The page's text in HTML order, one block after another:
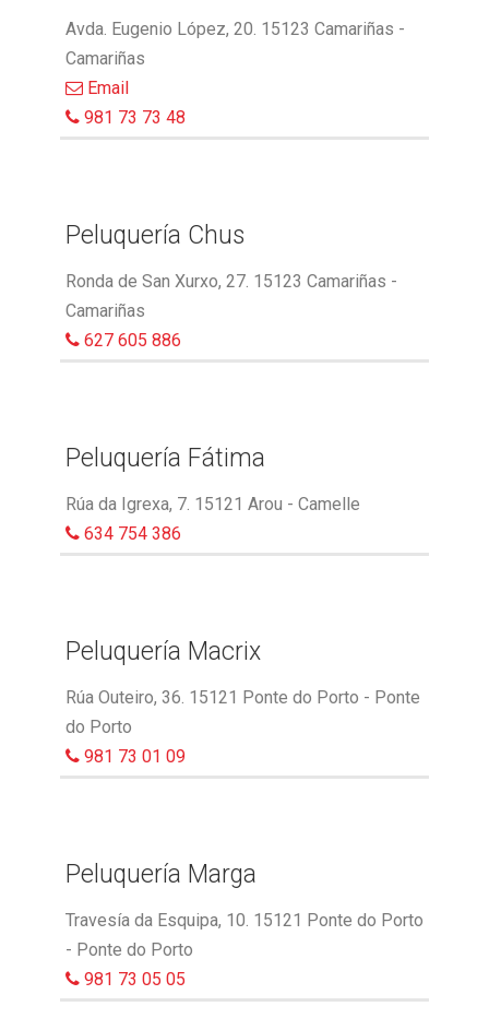
Avda. Eugenio López, 20. 15123 Camariñas -
Camariñas
Email
981 73 73 48
Peluquería Chus
Ronda de San Xurxo, 27. 15123 Camariñas -
Camariñas
627 605 886
Peluquería Fátima
Rúa da Igrexa, 7. 15121 Arou - Camelle
634 754 386
Peluquería Macrix
Rúa Outeiro, 36. 15121 Ponte do Porto - Ponte
do Porto
981 73 01 09
Peluquería Marga
Travesía da Esquipa, 10. 15121 Ponte do Porto
- Ponte do Porto
981 73 05 05